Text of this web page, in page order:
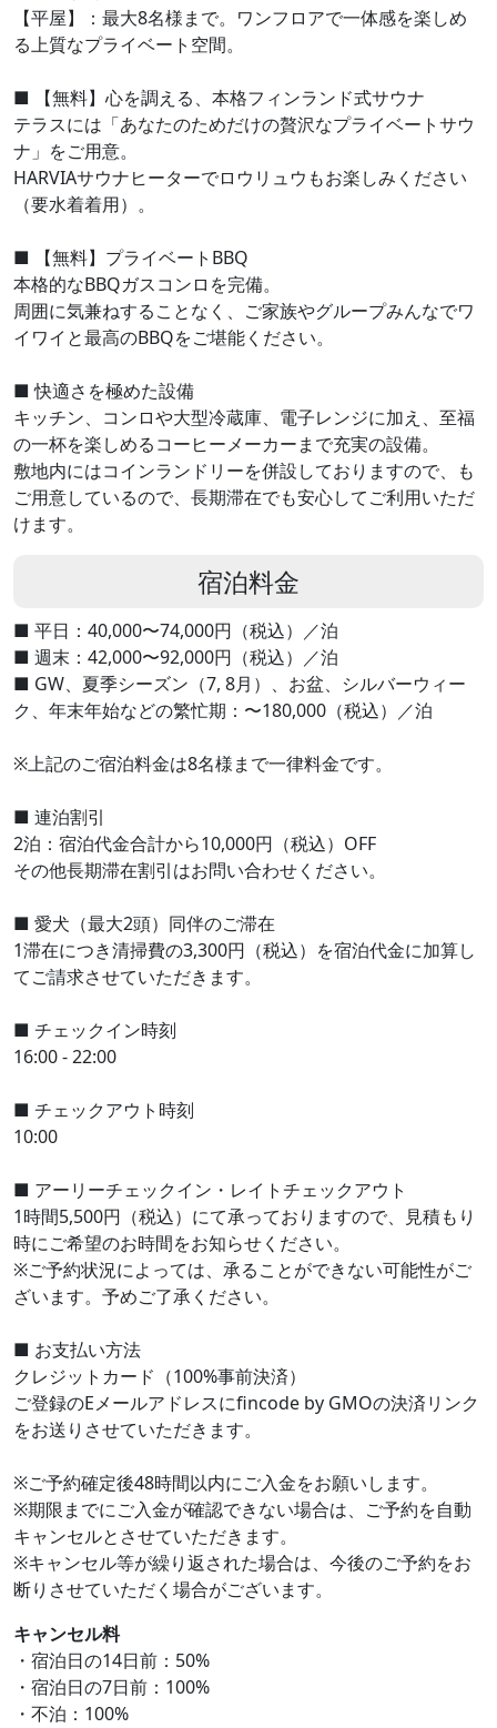
【平屋】：最大8名様まで。ワンフロアで一体感を楽しめ
る上質なプライベート空間。
■ 【無料】心を調える、本格フィンランド式サウナ
テラスには「あなたのためだけの贅沢なプライベートサウ
ナ」をご用意。
HARVIAサウナヒーターでロウリュウもお楽しみください
（要水着着用）。
■ 【無料】プライベートBBQ
本格的なBBQガスコンロを完備。
周囲に気兼ねすることなく、ご家族やグループみんなでワ
イワイと最高のBBQをご堪能ください。
■ 快適さを極めた設備
キッチン、コンロや大型冷蔵庫、電子レンジに加え、至福
の一杯を楽しめるコーヒーメーカーまで充実の設備。
敷地内にはコインランドリーを併設しておりますので、も
ご用意しているので、長期滞在でも安心してご利用いただ
けます。
宿泊料金
■ 平日：40,000〜74,000円（税込）／泊
■ 週末：42,000〜92,000円（税込）／泊
■ GW、夏季シーズン（7, 8月）、お盆、シルバーウィー
ク、年末年始などの繁忙期：〜180,000（税込）／泊
※上記のご宿泊料金は8名様まで一律料金です。
■ 連泊割引
2泊：宿泊代金合計から10,000円（税込）OFF
その他長期滞在割引はお問い合わせください。
■ 愛犬（最大2頭）同伴のご滞在
1滞在につき清掃費の3,300円（税込）を宿泊代金に加算し
てご請求させていただきます。
■ チェックイン時刻
16:00 - 22:00
■ チェックアウト時刻
10:00
■ アーリーチェックイン・レイトチェックアウト
1時間5,500円（税込）にて承っておりますので、見積もり
時にご希望のお時間をお知らせください。
※ご予約状況によっては、承ることができない可能性がご
ざいます。予めご了承ください。
■ お支払い方法
クレジットカード（100%事前決済）
ご登録のEメールアドレスにfincode by GMOの決済リンク
をお送りさせていただきます。
※ご予約確定後48時間以内にご入金をお願いします。
※期限までにご入金が確認できない場合は、ご予約を自動
キャンセルとさせていただきます。
※キャンセル等が繰り返された場合は、今後のご予約をお
断りさせていただく場合がございます。
キャンセル料
・宿泊日の14日前：50%
・宿泊日の7日前：100%
・不泊：100%